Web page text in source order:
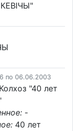
по 06.06.2003
Колхоз "40 лет
-
40 лет